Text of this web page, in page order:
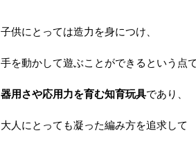
子供にとっては造力を身につけ、
手を動かして遊ぶことができるという点
器用さや応用力を育む知育玩具であり、
大人にとっても凝った編み方を追求して